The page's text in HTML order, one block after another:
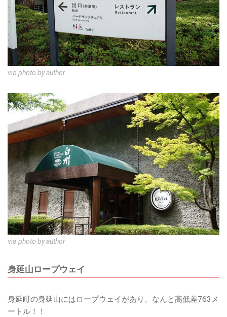
via photo by author
via photo by author
身延山ロープウェイ
身延町の身延山にはロープウェイがあり、なんと高低差763メ
ートル！！